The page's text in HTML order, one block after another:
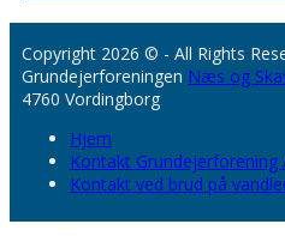
Copyright 2026 © - All Rights
Grundejerforeningen Næs og
4760 Vordingborg
Hjem
Kontakt
Kontakt ved brud på